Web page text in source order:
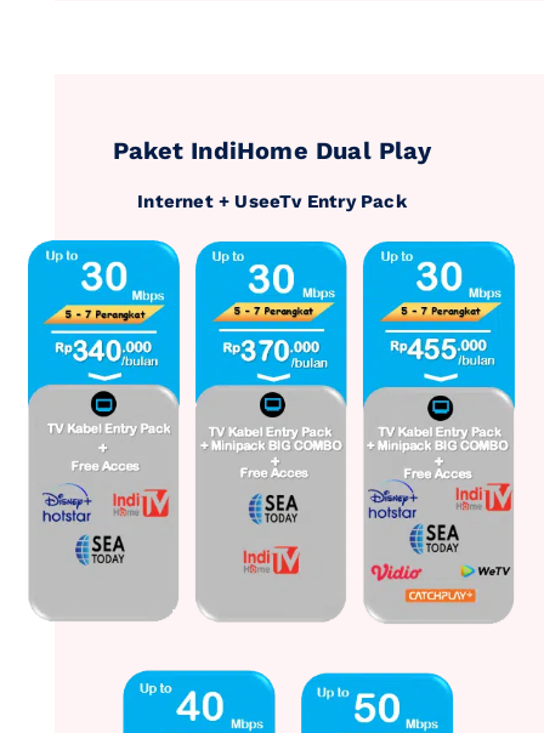
Paket IndiHome Dual Play
Internet + UseeTv Entry Pack